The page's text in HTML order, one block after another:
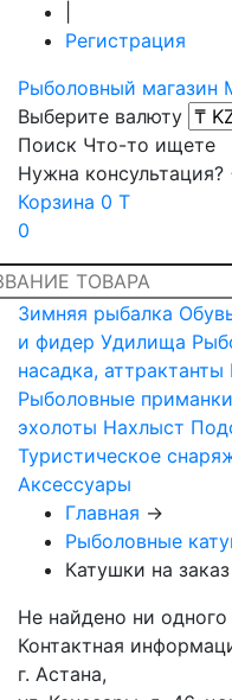
Регистрация
Рыболовный магазин
Выберите валюту
Поиск Что-то ищете
Нужна консультация?
Корзина 0 T
0
Зимняя рыбалка
и фидер Удилища
насадка, аттрактанты
Рыболовные приманки
эхолоты Нахлыст
Туристическое
Аксессуары
Главная →
Рыболовные
Катушки на заказ
Не найдено ни одного
Контактная
г. Астана,